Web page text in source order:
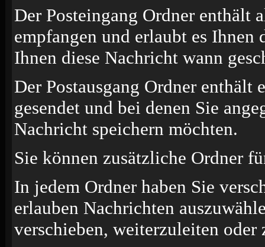
Der Posteingang Ordner enthält
empfangen und erlaubt es Ihnen
Ihnen diese Nachricht wann
Der Postausgang Ordner
gesendet und bei denen Sie
Nachricht speichern möchten.
Sie können zusätzliche Ordner
In jedem Ordner haben Sie
erlauben Nachrichten
verschieben, weiterzuleiten oder